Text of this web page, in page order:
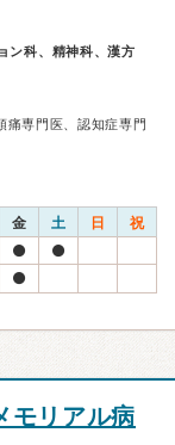
ン科、精神科、漢方
痛専門医、認知症専門
金 土 日 祝
モリアル病